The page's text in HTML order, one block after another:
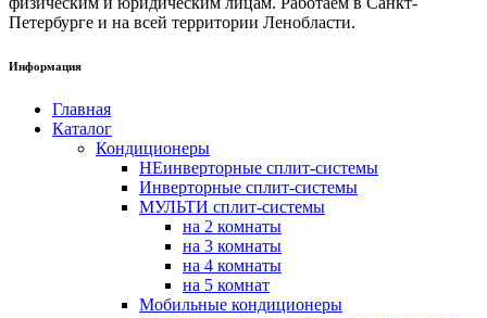
Петербурге и на всей территории Ленобласти.
Информация
Главная
Каталог
Кондиционеры
НЕинверторные сплит-системы
Инверторные сплит-системы
МУЛЬТИ сплит-системы
на 2 комнаты
на 3 комнаты
на 4 комнаты
на 5 комнат
Мобильные кондиционеры